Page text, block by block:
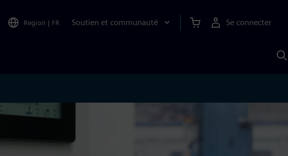
Region | FR Soutien et communauté Se connecter